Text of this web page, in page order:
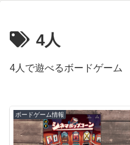
4人
4人で遊べるボードゲーム
ボードゲーム情報